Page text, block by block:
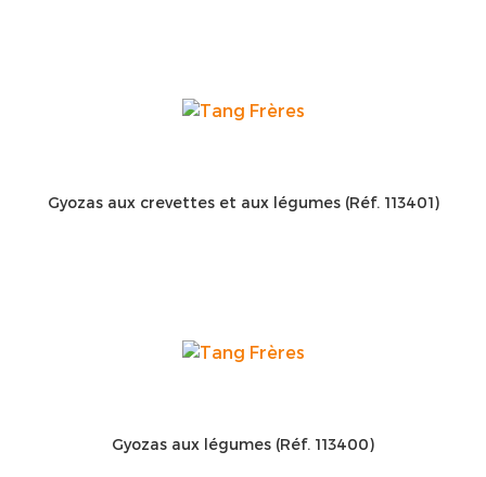
Gyozas aux crevettes et aux légumes (Réf. 113401)
Gyozas aux légumes (Réf. 113400)